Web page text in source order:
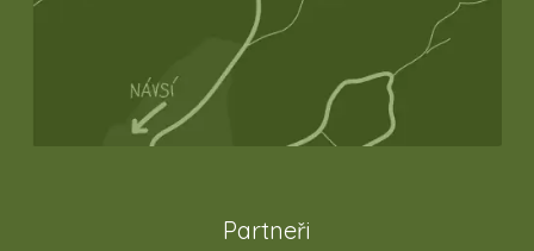
Partneři